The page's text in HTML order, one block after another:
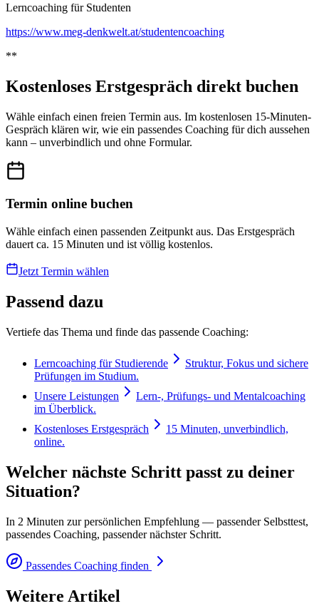
Lerncoaching für Studenten
https://www.meg-denkwelt.at/studentencoaching
**
Kostenloses Erstgespräch direkt buchen
Wähle einfach einen freien Termin aus. Im kostenlosen 15-Minuten-
Gespräch klären wir, wie ein passendes Coaching für dich aussehen
kann – unverbindlich und ohne Formular.
Termin online buchen
Wähle einfach einen passenden Zeitpunkt aus. Das Erstgespräch
dauert ca. 15 Minuten und ist völlig kostenlos.
Jetzt Termin wählen
Passend dazu
Vertiefe das Thema und finde das passende Coaching:
Lerncoaching für Studierende
Struktur, Fokus und sichere
Prüfungen im Studium.
Unsere Leistungen
Lern-, Prüfungs- und Mentalcoaching
im Überblick.
Kostenloses Erstgespräch
15 Minuten, unverbindlich,
online.
Welcher nächste Schritt passt zu deiner
Situation?
In 2 Minuten zur persönlichen Empfehlung — passender Selbsttest,
passendes Coaching, passender nächster Schritt.
Passendes Coaching finden
Weitere Artikel